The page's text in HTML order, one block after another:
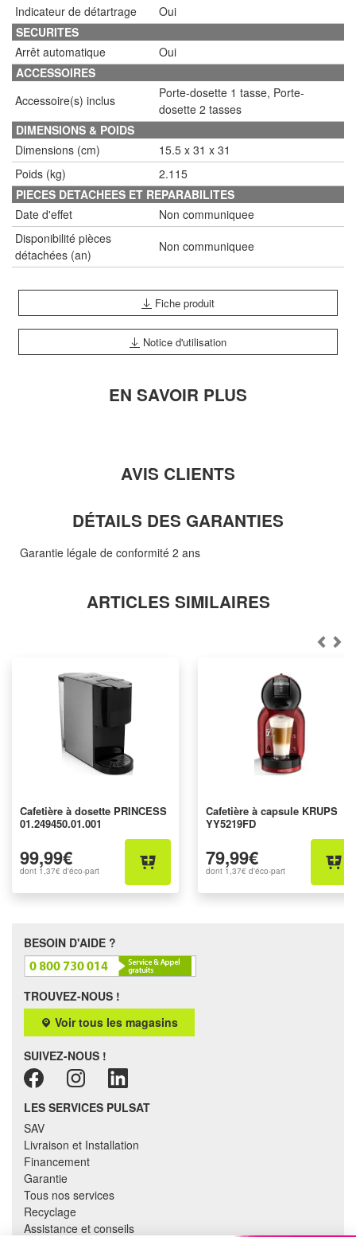
Indicateur de détartrage
Oui
SECURITES
Arrêt automatique
Oui
ACCESSOIRES
Accessoire(s) inclus
Porte-dosette 1 tasse, Porte-
dosette 2 tasses
DIMENSIONS & POIDS
Dimensions (cm)
15.5 x 31 x 31
Poids (kg)
2.115
PIECES DETACHEES ET REPARABILITES
Date d'effet
Non communiquee
Disponibilité pièces
détachées (an)
Non communiquee
Fiche produit
Notice d'utilisation
EN SAVOIR PLUS
AVIS CLIENTS
DÉTAILS DES GARANTIES
Garantie légale de conformité 2 ans
ARTICLES SIMILAIRES
Cafetière à dosette PRINCESS
01.249450.01.001
99,99€
dont 1,37€ d'éco-part
Cafetière à capsule KRUPS
YY5219FD
79,99€
dont 1,37€ d'éco-part
BESOIN D'AIDE ?
TROUVEZ-NOUS !
Voir tous les magasins
SUIVEZ-NOUS !
LES SERVICES PULSAT
SAV
Livraison et Installation
Financement
Garantie
Tous nos services
Recyclage
Assistance et conseils